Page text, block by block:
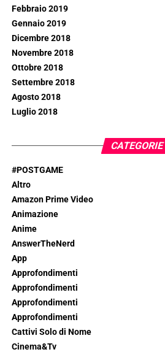
Febbraio 2019
Gennaio 2019
Dicembre 2018
Novembre 2018
Ottobre 2018
Settembre 2018
Agosto 2018
Luglio 2018
CATEGORIE
#POSTGAME
Altro
Amazon Prime Video
Animazione
Anime
AnswerTheNerd
App
Approfondimenti
Approfondimenti
Approfondimenti
Approfondimenti
Cattivi Solo di Nome
Cinema&Tv